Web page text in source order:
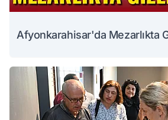
Afyonkarahisar'da Mezarlıkta